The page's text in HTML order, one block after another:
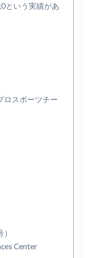
という実績があ
ロスポーツチー
Center